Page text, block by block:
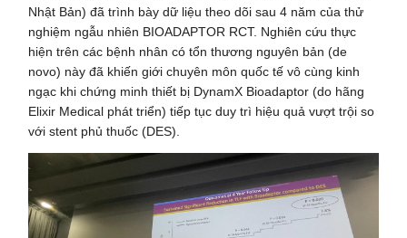
Nhật Bản) đã trình bày dữ liệu theo dõi sau 4 năm của thử
nghiệm ngẫu nhiên BIOADAPTOR RCT. Nghiên cứu thực
hiện trên các bệnh nhân có tổn thương nguyên bản (de
novo) này đã khiến giới chuyên môn quốc tế vô cùng kinh
ngạc khi chứng minh thiết bị DynamX Bioadaptor (do hãng
Elixir Medical phát triển) tiếp tục duy trì hiệu quả vượt trội so
với stent phủ thuốc (DES).